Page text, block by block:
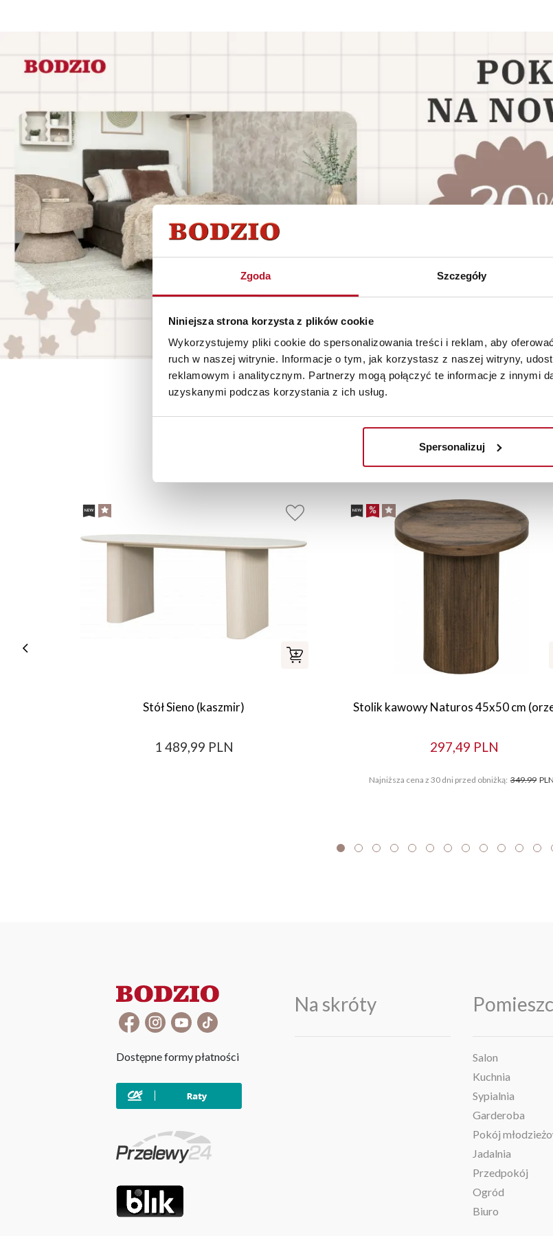
Zgoda Szczegóły
Niniejsza strona korzysta z plików cookie
Wykorzystujemy pliki cookie do spersonalizowania treści i reklam, aby
ruch w naszej witrynie. Informacje o tym, jak korzystasz z naszej witryny,
reklamowym i analitycznym. Partnerzy mogą połączyć te informacje z innymi
uzyskanymi podczas korzystania z ich usług.
Spersonalizuj
Nowości
Stół Sieno (kaszmir)
1 489,99 PLN
Stolik kawowy Naturos 45x50 cm
297,49 PLN
Najniższa cena z 30 dni przed obniżką: 349.99 PLN
Dostępne formy płatności
Na skróty
Salon
Kuchnia
Sypialnia
Garderoba
Pokój
Jadalnia
Przedpokój
Ogród
Biuro